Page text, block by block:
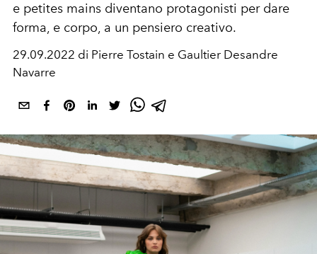
e petites mains diventano protagonisti per dare
forma, e corpo, a un pensiero creativo.
29.09.2022 di Pierre Tostain e Gaultier Desandre
Navarre